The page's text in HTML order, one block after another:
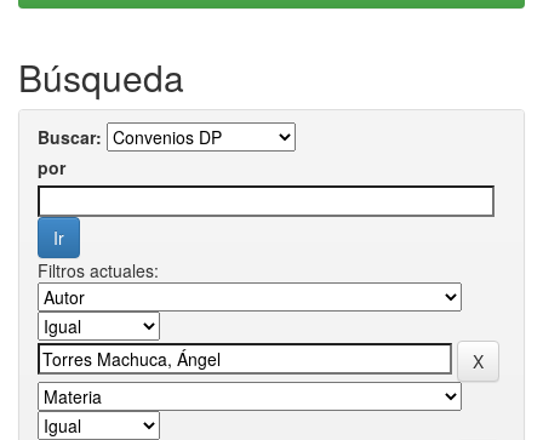
Búsqueda
Buscar:
por
Filtros actuales: